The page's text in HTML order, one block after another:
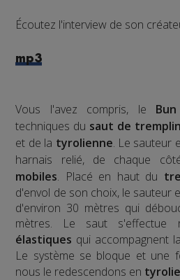
Écoutez l'interview de son
mp3
Vous l'avez compris, le
techniques du saut de tremplin
et de la tyrolienne. Le sauteur
harnais relié, de chaque
mobiles. Placé en haut du
d'envol de son choix, le sauteur
d'environ 30 mètres qui
mètres. Le saut s'effectue
élastiques qui accompagnent
Le système se bloque et une
nous le redescendons en